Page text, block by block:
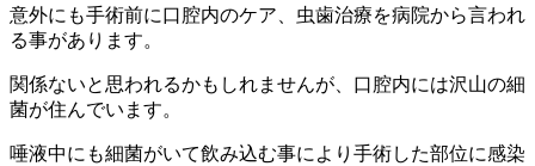
意外にも手術前に口腔内のケア、虫歯治療を病院から言われ
る事があります。
関係ないと思われるかもしれませんが、口腔内には沢山の細
菌が住んでいます。
唾液中にも細菌がいて飲み込む事により手術した部位に感染